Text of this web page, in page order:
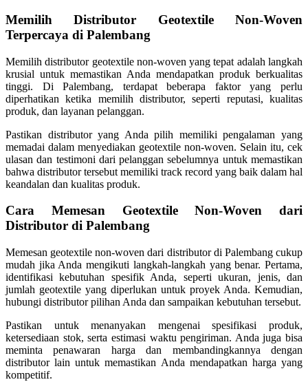
Memilih Distributor Geotextile Non-Woven
Terpercaya di Palembang
Memilih distributor geotextile non-woven yang tepat adalah langkah
krusial untuk memastikan Anda mendapatkan produk berkualitas
tinggi. Di Palembang, terdapat beberapa faktor yang perlu
diperhatikan ketika memilih distributor, seperti reputasi, kualitas
produk, dan layanan pelanggan.
Pastikan distributor yang Anda pilih memiliki pengalaman yang
memadai dalam menyediakan geotextile non-woven. Selain itu, cek
ulasan dan testimoni dari pelanggan sebelumnya untuk memastikan
bahwa distributor tersebut memiliki track record yang baik dalam hal
keandalan dan kualitas produk.
Cara Memesan Geotextile Non-Woven dari
Distributor di Palembang
Memesan geotextile non-woven dari distributor di Palembang cukup
mudah jika Anda mengikuti langkah-langkah yang benar. Pertama,
identifikasi kebutuhan spesifik Anda, seperti ukuran, jenis, dan
jumlah geotextile yang diperlukan untuk proyek Anda. Kemudian,
hubungi distributor pilihan Anda dan sampaikan kebutuhan tersebut.
Pastikan untuk menanyakan mengenai spesifikasi produk,
ketersediaan stok, serta estimasi waktu pengiriman. Anda juga bisa
meminta penawaran harga dan membandingkannya dengan
distributor lain untuk memastikan Anda mendapatkan harga yang
kompetitif.